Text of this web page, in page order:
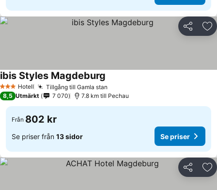
Dela
3 StjärnorHotell Tillgång till Gamla stan
ibis Styles Magdeburg
8,5 Utmärkt 7 070 7.8 km till Pechau
Från 802 kr
Se priser från 13 sidor Se priser
Dela